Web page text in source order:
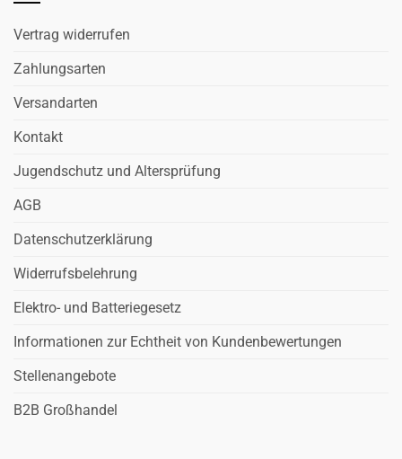
Vertrag widerrufen
Zahlungsarten
Versandarten
Kontakt
Jugendschutz und Altersprüfung
AGB
Datenschutzerklärung
Widerrufsbelehrung
Elektro- und Batteriegesetz
Informationen zur Echtheit von Kundenbewertungen
Stellenangebote
B2B Großhandel